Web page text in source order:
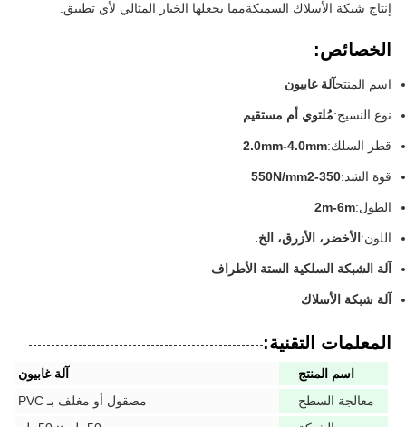
إنتاج شبكة الأسلاك السميكةمما يجعلها الخيار المثالي لأي تطبيق.
الخصائص:
اسم المنتجآلة غابيون
نوع النسيج:مُلتوي أم مستقيم
قطر السلك:2.0mm-4.0mm
قوة الشد:350-550N/mm2
الطول: 2m-6m
اللون:الأخضر، الأزرق، الخ.
آلة الشبكة السلكية الستة الأطراف
آلة شبكة الأسلاك
المعلمات التقنية:
اسم المنتج
آلة غابيون
معالجة السطح
مصقول أو مغلف بـ PVC